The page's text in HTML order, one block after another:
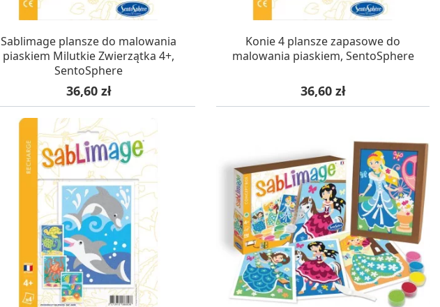
Sablimage plansze do malowania
piaskiem Milutkie Zwierzątka 4+,
SentoSphere
Cena
36,60 zł
Konie 4 plansze zapasowe do
malowania piaskiem, SentoSphere
Cena
36,60 zł